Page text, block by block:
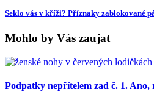
Seklo vás v kříži? Příznaky zablokované
Mohlo by Vás zaujat
Podpatky nepřítelem zad č. 1. Ano,